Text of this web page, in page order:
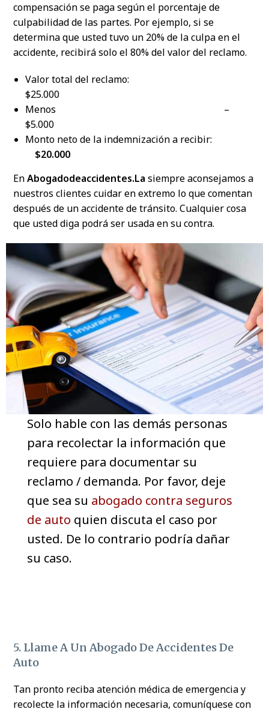
compensación se paga según el porcentaje de
culpabilidad de las partes. Por ejemplo, si se
determina que usted tuvo un 20% de la culpa en el
accidente, recibirá solo el 80% del valor del reclamo.
Valor total del reclamo:
$25.000
Menos –
$5.000
Monto neto de la indemnización a recibir:
$20.000
EnAbogadodeaccidentes.La siempre aconsejamos a
nuestros clientes cuidar en extremo lo que comentan
después de un accidente de tránsito. Cualquier cosa
que usted diga podrá ser usada en su contra.
Solo hable con las demás personas
para recolectar la información que
requiere para documentar su
reclamo / demanda. Por favor, deje
que sea su abogado contra seguros
de auto quien discuta el caso por
usted. De lo contrario podría dañar
su caso.
5. Llame A Un Abogado De Accidentes De
Auto
Tan pronto reciba atención médica de emergencia y
recolecte la información necesaria, comuníquese con